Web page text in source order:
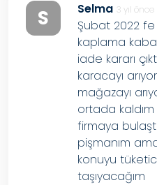
S Selma 3 yıl önce
Şubat 2022
kaplama
iade kararı
karacayı
mağazayı
ortada
firmaya
pişmanım
konuyu
taşıyacağım